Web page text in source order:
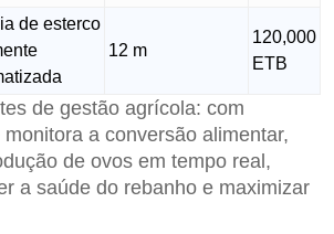
de esterco
12 m
120,000
ETB
de gestão agrícola: com
a conversão alimentar,
de ovos em tempo real,
a saúde do rebanho e maximizar